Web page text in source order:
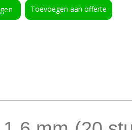
Toevoegen aan offerte